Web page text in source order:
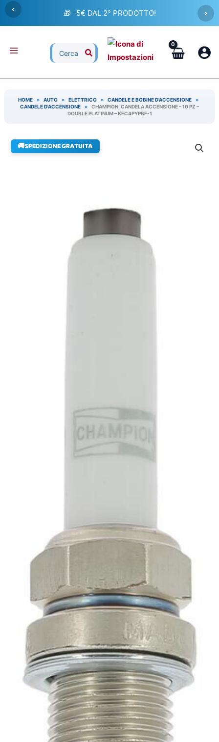
Vai
contenuto
‹ 🎁 -5€ DAL 2° PRODOTTO! ›
Ricerca
per:
HOME » AUTO » ELETTRICO » CANDELE E BOBINE D'ACCENSIONE
»
CANDELE D'ACCENSIONE
»
CHAMPION, CANDELA ACCENSIONE – 10 PZ –
DOUBLE PLATINUM – KEC4PYPBF-1
🚚SPEDIZIONE GRATUITA